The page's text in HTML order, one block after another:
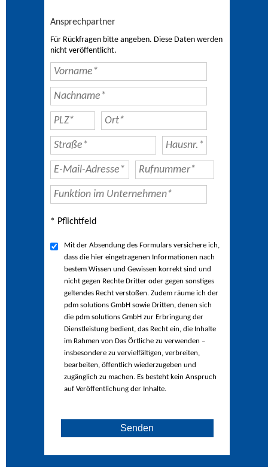
Ansprechpartner
Für Rückfragen bitte angeben. Diese Daten werden
nicht veröffentlicht.
* Pflichtfeld
Mit der Absendung des Formulars versichere ich,
dass die hier eingetragenen Informationen nach
bestem Wissen und Gewissen korrekt sind und
nicht gegen Rechte Dritter oder gegen sonstiges
geltendes Recht verstoßen. Zudem räume ich der
pdm solutions GmbH sowie Dritten, denen sich
die pdm solutions GmbH zur Erbringung der
Dienstleistung bedient, das Recht ein, die Inhalte
im Rahmen von Das Örtliche zu verwenden –
insbesondere zu vervielfältigen, verbreiten,
bearbeiten, öffentlich wiederzugeben und
zugänglich zu machen. Es besteht kein Anspruch
auf Veröffentlichung der Inhalte.
Senden